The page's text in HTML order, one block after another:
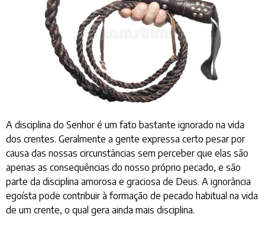
A disciplina do Senhor é um fato bastante ignorado na vida
dos crentes. Geralmente a gente expressa certo pesar por
causa das nossas circunstâncias sem perceber que elas são
apenas as consequências do nosso próprio pecado, e são
parte da disciplina amorosa e graciosa de Deus. A ignorância
egoísta pode contribuir à formação de pecado habitual na vida
de um crente, o qual gera ainda mais disciplina.